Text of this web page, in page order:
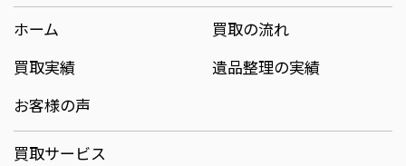
ホーム
買取の流れ
買取実績
遺品整理の実績
お客様の声
買取サービス